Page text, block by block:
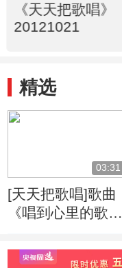
《天天把歌唱》
20121021
精选
03:31
[天天把歌唱]歌曲
《唱到心里的歌》